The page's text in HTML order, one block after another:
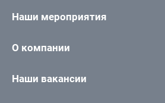
Наши мероприятия
О компании
Наши вакансии